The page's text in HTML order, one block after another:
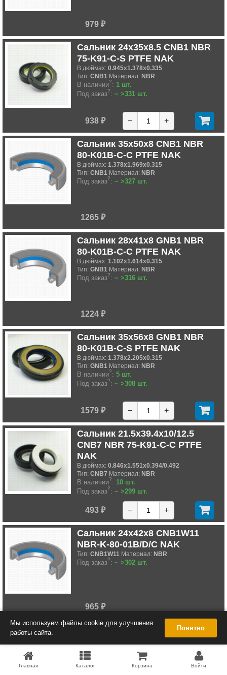
979 ₽
Сальник 24x35x8.5 CNB1 NBR
75-K91-C-S PTFE NAK
В дюймах: 0.945x1.378x0.335
Тип: CNB1 Материал: NBR
В наличии?: 1 шт.
Под заказ?: ~ >331 шт.
938 ₽ − +
Сальник 35x50x8 CNB1 NBR
80-K01B-C-C PTFE NAK
В дюймах: 1.378x1.969x0.315
Тип: CNB1 Материал: NBR
Под заказ?: ~ >327 шт.
1265 ₽
Сальник 28x41x8 GNB1 NBR
80-K01B-C-C PTFE NAK
В дюймах: 1.102x1.614x0.315
Тип: GNB1 Материал: NBR
Под заказ?: ~ >316 шт.
1224 ₽
Сальник 35x56x8 GNB1 NBR
80-K01B-C-S PTFE NAK
В дюймах: 1.378x2.205x0.315
Тип: GNB1 Материал: NBR
В наличии?: 5 шт.
Под заказ?: ~ >308 шт.
1579 ₽ − +
Сальник 21.5x39.4x10/12.5
CNB7 NBR 75-K91-C-C PTFE
NAK
В дюймах: 0.846x1.551x0.394/0.492
Тип: CNB7 Материал: NBR
В наличии?: 10 шт.
Под заказ?: ~ >299 шт.
493 ₽ − +
Сальник 24x42x8 CNB1W11
NBR-K-80-01B/D/C NAK
Тип: CNB1W11 Материал: NBR
Под заказ?: ~ >302 шт.
965 ₽
Сальник 25x37.5x6.5 CNB20
В дюймах:
0.984x1.476x0.256
Тип:CNB20 Материал:NBR
Под заказ ~ >295 шт.
Главная Каталог Корзина Войти
Мы используем файлы cookie для улучшения
работы сайта.
Понятно